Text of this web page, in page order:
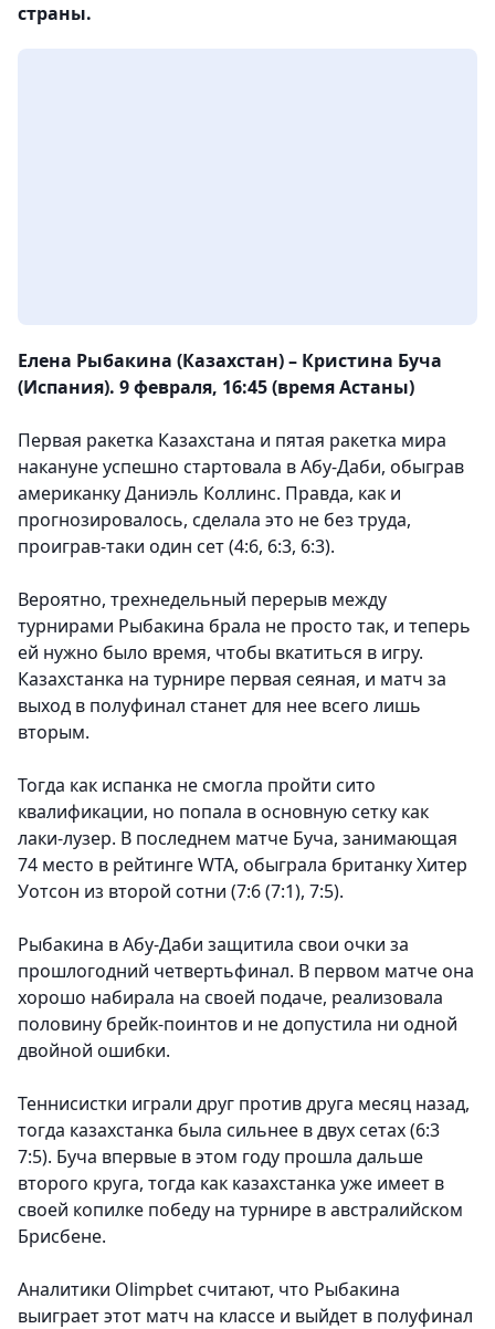
страны.
Елена Рыбакина (Казахстан) – Кристина Буча
(Испания). 9 февраля, 16:45 (время Астаны)
Первая ракетка Казахстана и пятая ракетка мира
накануне успешно стартовала в Абу-Даби, обыграв
американку Даниэль Коллинс. Правда, как и
прогнозировалось, сделала это не без труда,
проиграв-таки один сет (4:6, 6:3, 6:3).
Вероятно, трехнедельный перерыв между
турнирами Рыбакина брала не просто так, и теперь
ей нужно было время, чтобы вкатиться в игру.
Казахстанка на турнире первая сеяная, и матч за
выход в полуфинал станет для нее всего лишь
вторым.
Тогда как испанка не смогла пройти сито
квалификации, но попала в основную сетку как
лаки-лузер. В последнем матче Буча, занимающая
74 место в рейтинге WTA, обыграла британку Хитер
Уотсон из второй сотни (7:6 (7:1), 7:5).
Рыбакина в Абу-Даби защитила свои очки за
прошлогодний четвертьфинал. В первом матче она
хорошо набирала на своей подаче, реализовала
половину брейк-поинтов и не допустила ни одной
двойной ошибки.
Теннисистки играли друг против друга месяц назад,
тогда казахстанка была сильнее в двух сетах (6:3
7:5). Буча впервые в этом году прошла дальше
второго круга, тогда как казахстанка уже имеет в
своей копилке победу на турнире в австралийском
Брисбене.
Аналитики Olimpbet считают, что Рыбакина
выиграет этот матч на классе и выйдет в полуфинал